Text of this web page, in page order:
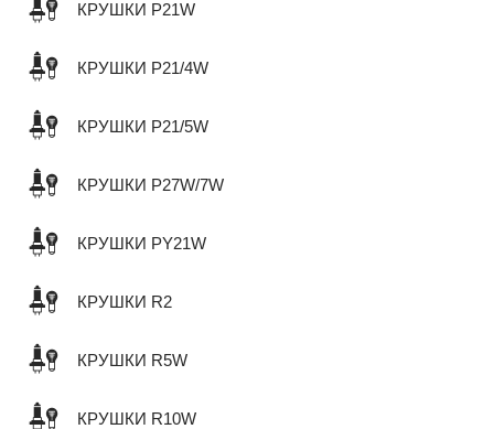
КРУШКИ P21W
КРУШКИ P21/4W
КРУШКИ P21/5W
КРУШКИ P27W/7W
КРУШКИ PY21W
КРУШКИ R2
КРУШКИ R5W
КРУШКИ R10W